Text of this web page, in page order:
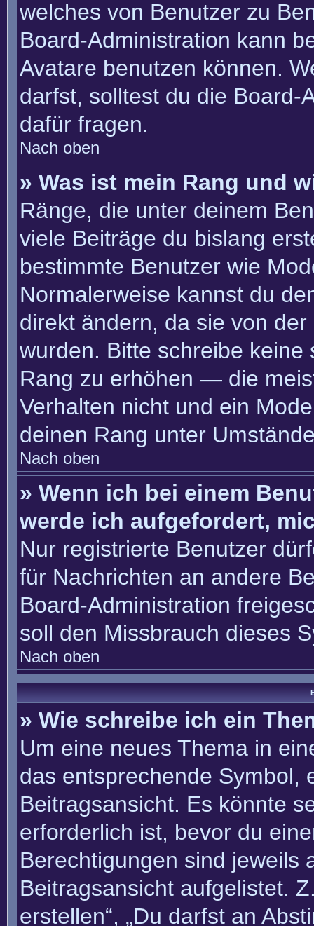
welches von Benutzer zu
Board-Administration kann
Avatare benutzen können.
darfst, solltest du die Board-
dafür fragen.
Nach oben
» Was ist mein Rang und
Ränge, die unter deinem
viele Beiträge du bislang
bestimmte Benutzer wie
Normalerweise kannst du
direkt ändern, da sie von
wurden. Bitte schreibe
Rang zu erhöhen — die
Verhalten nicht und ein
deinen Rang unter
Nach oben
» Wenn ich bei einem
werde ich aufgefordert,
Nur registrierte Benutzer
für Nachrichten an andere
Board-Administration
soll den Missbrauch dieses
Nach oben
» Wie schreibe ich ein
Um eine neues Thema in
das entsprechende Symbol,
Beitragsansicht. Es könnte
erforderlich ist, bevor du
Berechtigungen sind jeweils
Beitragsansicht aufgelistet.
erstellen“, „Du darfst an